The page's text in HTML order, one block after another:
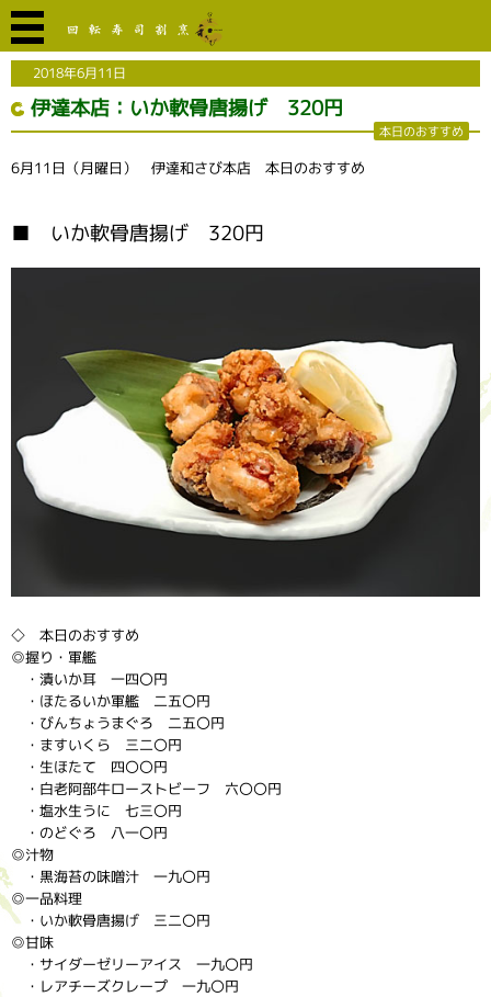
2018年6月11日
伊達本店：いか軟骨唐揚げ 320円
本日のおすすめ
6月11日（月曜日） 伊達和さび本店 本日のおすすめ
■ いか軟骨唐揚げ 320円
◇ 本日のおすすめ
◎握り・軍艦
・漬いか耳 一四〇円
・ほたるいか軍艦 二五〇円
・びんちょうまぐろ 二五〇円
・ますいくら 三二〇円
・生ほたて 四〇〇円
・白老阿部牛ローストビーフ 六〇〇円
・塩水生うに 七三〇円
・のどぐろ 八一〇円
◎汁物
・黒海苔の味噌汁 一九〇円
◎一品料理
・いか軟骨唐揚げ 三二〇円
◎甘味
・サイダーゼリーアイス 一九〇円
・レアチーズクレープ 一九〇円